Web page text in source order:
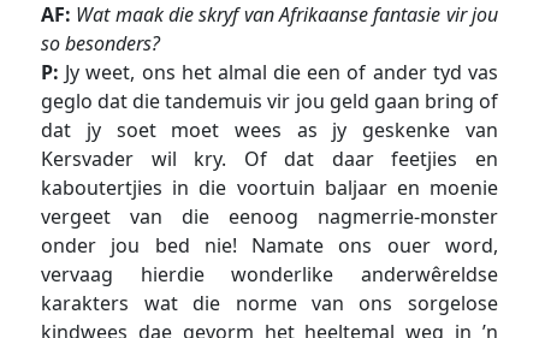
AF: Wat maak die skryf van Afrikaanse fantasie vir jou
so besonders?
P: Jy weet, ons het almal die een of ander tyd vas
geglo dat die tandemuis vir jou geld gaan bring of
dat jy soet moet wees as jy geskenke van
Kersvader wil kry. Of dat daar feetjies en
kaboutertjies in die voortuin baljaar en moenie
vergeet van die eenoog nagmerrie-monster
onder jou bed nie! Namate ons ouer word,
vervaag hierdie wonderlike anderwêreldse
karakters wat die norme van ons sorgelose
kindwees dae gevorm het heeltemal weg in ’n